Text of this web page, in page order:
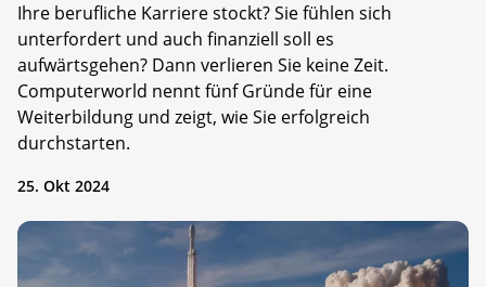
Ihre berufliche Karriere stockt? Sie fühlen sich
unterfordert und auch finanziell soll es
aufwärtsgehen? Dann verlieren Sie keine Zeit.
Computerworld nennt fünf Gründe für eine
Weiterbildung und zeigt, wie Sie erfolgreich
durchstarten.
25. Okt 2024